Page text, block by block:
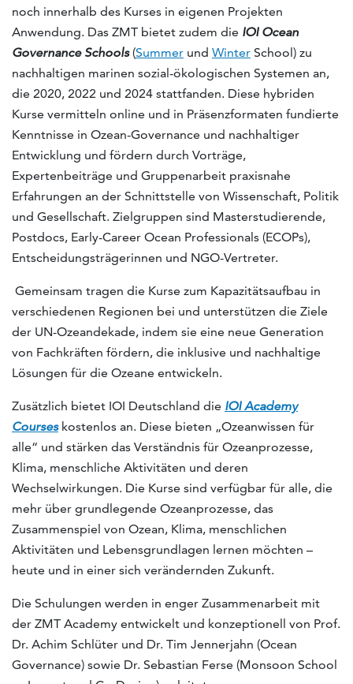
noch innerhalb des Kurses in eigenen Projekten
Anwendung. Das ZMT bietet zudem die IOI Ocean
GovernanceSchools(Summer und Winter School) zu
nachhaltigen marinen sozial-ökologischen Systemen an,
die 2020, 2022 und 2024 stattfanden. Diese hybriden
Kurse vermitteln online und in Präsenzformaten fundierte
Kenntnisse in Ozean-Governance und nachhaltiger
Entwicklung und fördern durch Vorträge,
Expertenbeiträge und Gruppenarbeit praxisnahe
Erfahrungen an der Schnittstelle von Wissenschaft, Politik
und Gesellschaft. Zielgruppen sind Masterstudierende,
Postdocs, Early-Career Ocean Professionals (ECOPs),
Entscheidungsträgerinnen und NGO-Vertreter.
Gemeinsam tragen die Kurse zum Kapazitätsaufbau in
verschiedenen Regionen bei und unterstützen die Ziele
der UN-Ozeandekade, indem sie eine neue Generation
von Fachkräften fördern, die inklusive und nachhaltige
Lösungen für die Ozeane entwickeln.
Zusätzlich bietet IOI Deutschland die IOI Academy
Courseskostenlos an. Diese bieten „Ozeanwissen für
alle“ und stärken das Verständnis für Ozeanprozesse,
Klima, menschliche Aktivitäten und deren
Wechselwirkungen. Die Kurse sind verfügbar für alle, die
mehr über grundlegende Ozeanprozesse, das
Zusammenspiel von Ozean, Klima, menschlichen
Aktivitäten und Lebensgrundlagen lernen möchten –
heute und in einer sich verändernden Zukunft.
Die Schulungen werden in enger Zusammenarbeit mit
der ZMT Academy entwickelt und konzeptionell von Prof.
Dr. Achim Schlüter und Dr. Tim Jennerjahn (Ocean
Governance) sowie Dr. Sebastian Ferse (Monsoon School